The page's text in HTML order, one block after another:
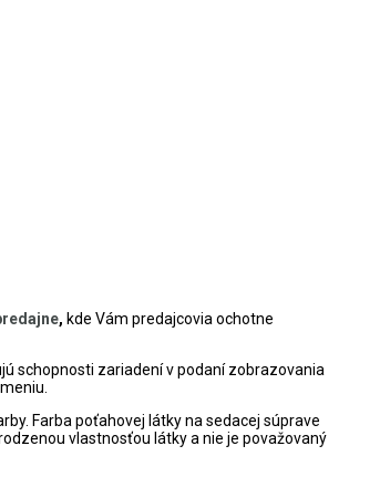
, kde Vám predajcovia ochotne
schopnosti zariadení v podaní zobrazovania
Farba poťahovej látky na sedacej súprave
vlastnosťou látky a nie je považovaný